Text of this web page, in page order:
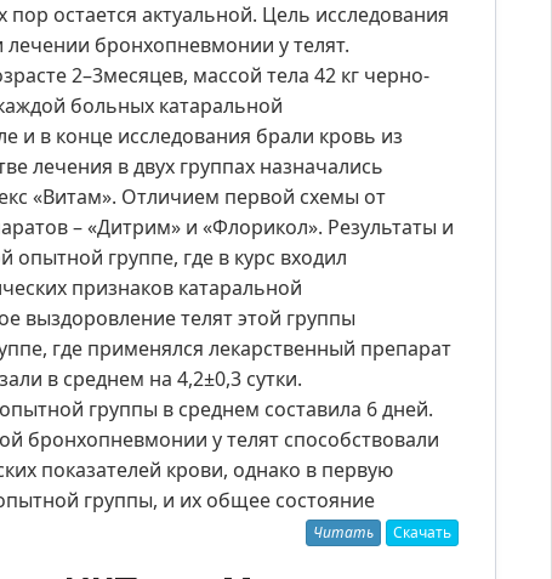
остается актуальной. Цель исследования
бронхопневмонии у телят.
2–3месяцев, массой тела 42 кг черно-
больных катаральной
и в конце исследования брали кровь из
лечения в двух группах назначались
«Витам». Отличием первой схемы от
– «Дитрим» и «Флорикол». Результаты и
опытной группе, где в курс входил
признаков катаральной
выздоровление телят этой группы
где применялся лекарственный препарат
в среднем на 4,2±0,3 сутки.
группы в среднем составила 6 дней.
бронхопневмонии у телят способствовали
показателей крови, однако в первую
группы, и их общее состояние
Читать Скачать